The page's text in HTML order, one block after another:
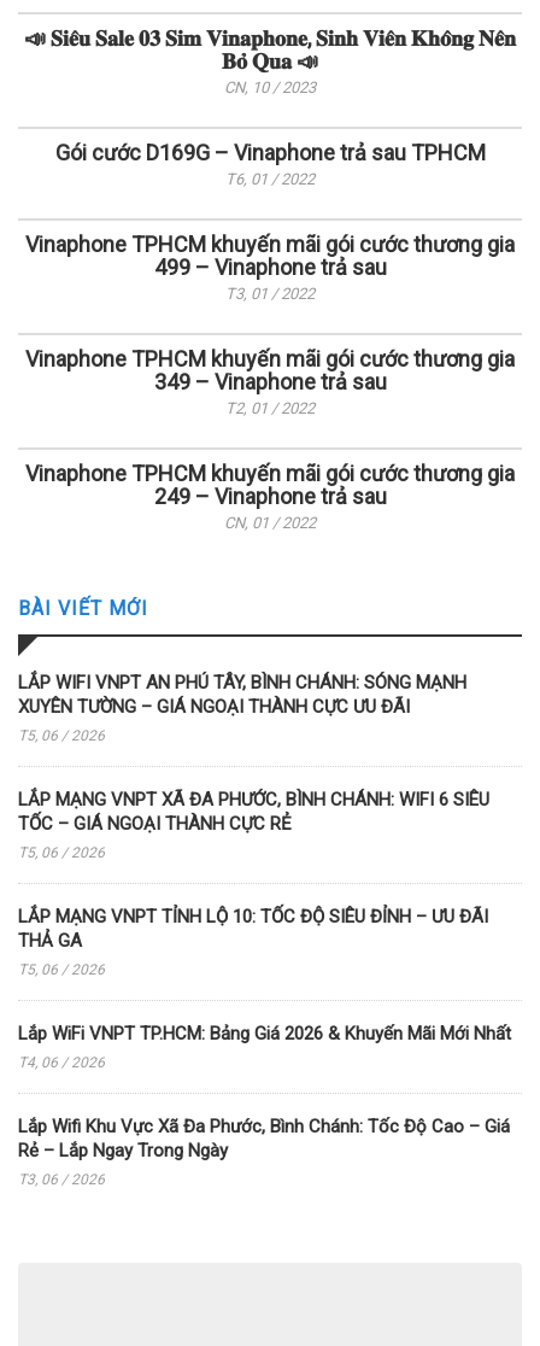
📣 𝐒𝐢𝐞̂𝐮 𝐒𝐚𝐥𝐞 𝟎𝟑 𝐒𝐢𝐦 𝐕𝐢𝐧𝐚𝐩𝐡𝐨𝐧𝐞, 𝐒𝐢𝐧𝐡 𝐕𝐢𝐞̂𝐧 𝐊𝐡𝐨̂𝐧𝐠 𝐍𝐞̂𝐧
𝐁𝐨̉ 𝐐𝐮𝐚 📣
CN, 10 / 2023
Gói cước D169G – Vinaphone trả sau TPHCM
T6, 01 / 2022
Vinaphone TPHCM khuyến mãi gói cước thương gia
499 – Vinaphone trả sau
T3, 01 / 2022
Vinaphone TPHCM khuyến mãi gói cước thương gia
349 – Vinaphone trả sau
T2, 01 / 2022
Vinaphone TPHCM khuyến mãi gói cước thương gia
249 – Vinaphone trả sau
CN, 01 / 2022
BÀI VIẾT MỚI
LẮP WIFI VNPT AN PHÚ TÂY, BÌNH CHÁNH: SÓNG MẠNH
XUYÊN TƯỜNG – GIÁ NGOẠI THÀNH CỰC ƯU ĐÃI
T5, 06 / 2026
LẮP MẠNG VNPT XÃ ĐA PHƯỚC, BÌNH CHÁNH: WIFI 6 SIÊU
TỐC – GIÁ NGOẠI THÀNH CỰC RẺ
T5, 06 / 2026
LẮP MẠNG VNPT TỈNH LỘ 10: TỐC ĐỘ SIÊU ĐỈNH – ƯU ĐÃI
THẢ GA
T5, 06 / 2026
Lắp WiFi VNPT TP.HCM: Bảng Giá 2026 & Khuyến Mãi Mới Nhất
T4, 06 / 2026
Lắp Wifi Khu Vực Xã Đa Phước, Bình Chánh: Tốc Độ Cao – Giá
Rẻ – Lắp Ngay Trong Ngày
T3, 06 / 2026